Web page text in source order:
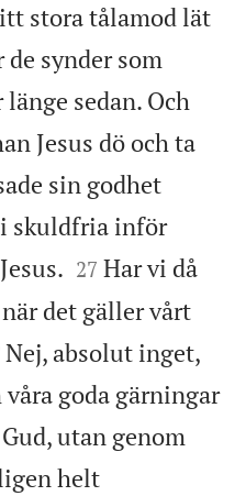
stora tålamod lät
synder som
sedan. Och
Jesus dö och ta
sin godhet
skuldfria inför


27 Har vi då
det gäller vårt
absolut inget,
goda gärningar
utan genom
helt